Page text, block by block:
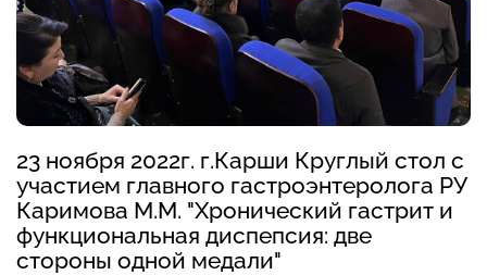
23 ноября 2022г. г.Карши Круглый стол с
участием главного гастроэнтеролога РУ
Каримова М.М. "Хронический гастрит и
функциональная диспепсия: две
стороны одной медали"